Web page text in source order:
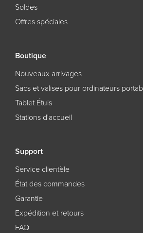
Soldes
Offres spéciales
Boutique
Nouveaux arrivages
Sacs et valises pour ordinateurs
Tablet Étuis
Stations d'accueil
Support
Service clientèle
État des commandes
Garantie
Expédition et retours
FAQ